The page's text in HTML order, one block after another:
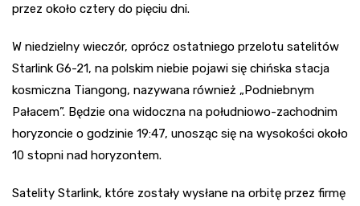
przez około cztery do pięciu dni.
W niedzielny wieczór, oprócz ostatniego przelotu satelitów
Starlink G6-21, na polskim niebie pojawi się chińska stacja
kosmiczna Tiangong, nazywana również „Podniebnym
Pałacem”. Będzie ona widoczna na południowo-zachodnim
horyzoncie o godzinie 19:47, unosząc się na wysokości około
10 stopni nad horyzontem.
Satelity Starlink, które zostały wysłane na orbitę przez firmę